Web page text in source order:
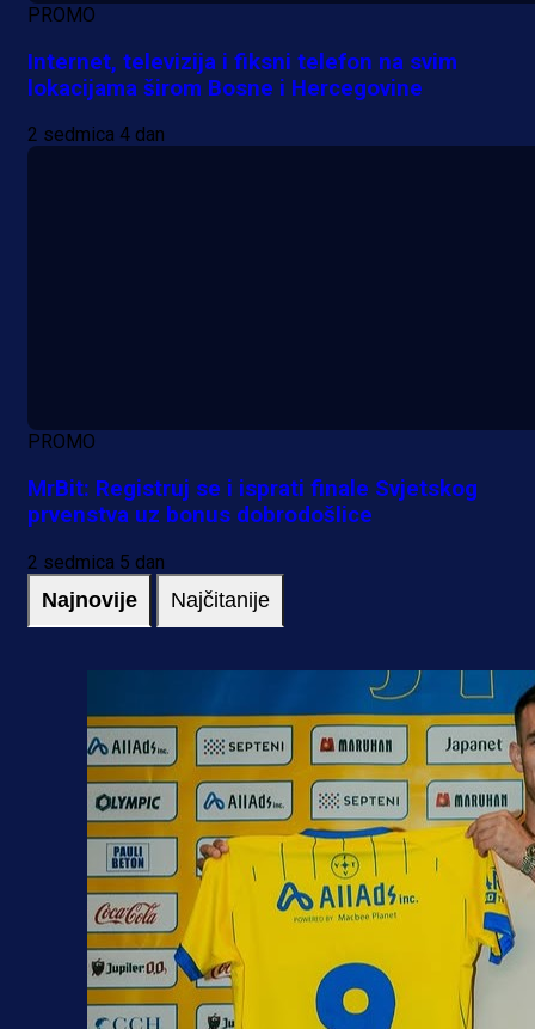
PROMO
Internet, televizija i fiksni telefon na svim
lokacijama širom Bosne i Hercegovine
2 sedmica 4 dan
PROMO
MrBit: Registruj se i isprati finale Svjetskog
prvenstva uz bonus dobrodošlice
2 sedmica 5 dan
Najnovije Najčitanije